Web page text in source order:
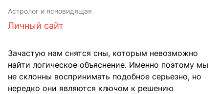
Астролог и ясновидящая
Личный сайт
Зачастую нам снятся сны, которым невозможно
найти логическое объяснение. Именно поэтому мы
не склонны воспринимать подобное серьезно, но
нередко они являются ключом к решению